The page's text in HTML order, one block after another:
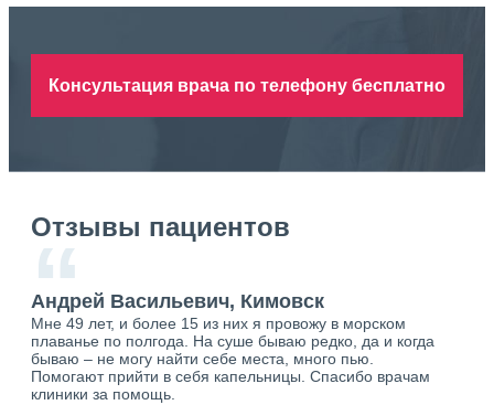
Консультация врача по телефону бесплатно
Отзывы пациентов
“
Андрей Васильевич, Кимовск
Мне 49 лет, и более 15 из них я провожу в морском
плаванье по полгода. На суше бываю редко, да и когда
бываю – не могу найти себе места, много пью.
Помогают прийти в себя капельницы. Спасибо врачам
клиники за помощь.